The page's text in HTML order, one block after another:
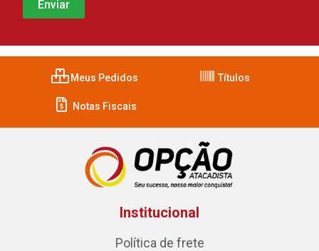
Meus Pedidos Títulos
Notas Fiscais
Institucional
Política de frete